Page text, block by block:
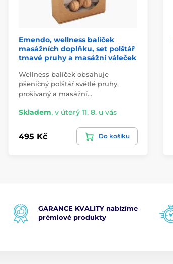
Emendo, wellness balíček
masážních doplňku, set polštář
tmavé pruhy a masážní váleček
Wellness balíček obsahuje
pšeničný polštář světlé pruhy,
prošívaný a masážní…
Skladem, v úterý 11. 8. u vás
495 Kč Do košíku
GARANCE KVALITY nabízíme
prémiové produkty